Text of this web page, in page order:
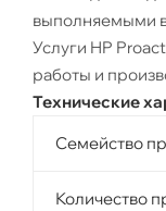
выполняемыми
Услуги HP
работы и
Технические
Семейство
Количество